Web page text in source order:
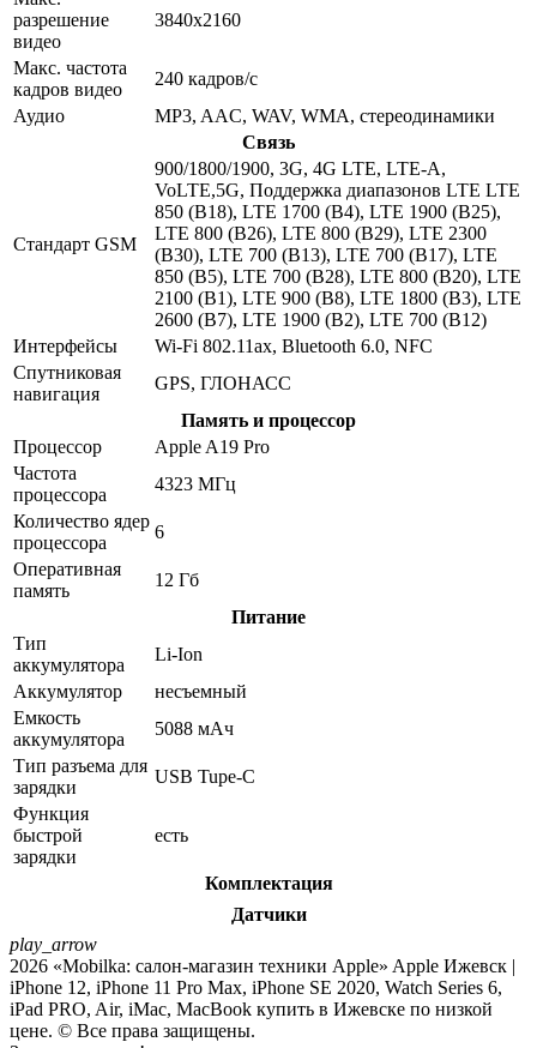
разрешение
видео
3840x2160
Макс. частота
кадров видео
240 кадров/с
Аудио
MP3, AAC, WAV, WMA, стереодинамики
Связь
Стандарт GSM
900/1800/1900, 3G, 4G LTE, LTE-A,
VoLTE,5G, Поддержка диапазонов LTE LTE
850 (B18), LTE 1700 (B4), LTE 1900 (B25),
LTE 800 (B26), LTE 800 (B29), LTE 2300
(B30), LTE 700 (B13), LTE 700 (B17), LTE
850 (B5), LTE 700 (B28), LTE 800 (B20), LTE
2100 (B1), LTE 900 (B8), LTE 1800 (B3), LTE
2600 (B7), LTE 1900 (B2), LTE 700 (B12)
Интерфейсы
Wi-Fi 802.11ax, Bluetooth 6.0, NFC
Спутниковая
навигация
GPS, ГЛОНАСС
Память и процессор
Процессор
Apple A19 Pro
Частота
процессора
4323 МГц
Количество ядер
процессора
6
Оперативная
память
12 Гб
Питание
Тип
аккумулятора
Li-Ion
Аккумулятор
несъемный
Емкость
аккумулятора
5088 мAч
Тип разъема для
зарядки
USB Tupe-C
Функция
быстрой
зарядки
есть
Комплектация
Датчики
play_arrow
2026 «Mobilka: салон-магазин техники Apple» Apple Ижевск |
iPhone 12, iPhone 11 Pro Max, iPhone SE 2020, Watch Series 6,
iPad PRO, Air, iMac, MacBook купить в Ижевске по низкой
цене. © Все права защищены.